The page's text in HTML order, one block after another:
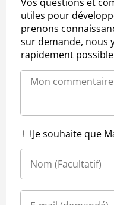
Vos questions et
utiles pour
prenons
sur demande, nous
rapidement
Je souhaite que